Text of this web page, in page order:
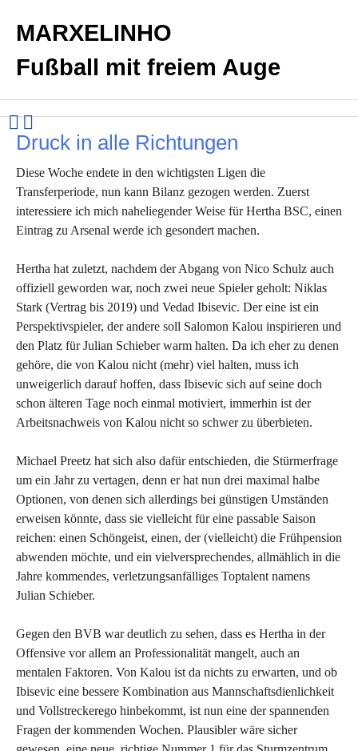
MARXELINHO
Fußball mit freiem Auge
Druck in alle Richtungen
Diese Woche endete in den wichtigsten Ligen die
Transferperiode, nun kann Bilanz gezogen werden. Zuerst
interessiere ich mich naheliegender Weise für Hertha BSC, einen
Eintrag zu Arsenal werde ich gesondert machen.
Hertha hat zuletzt, nachdem der Abgang von Nico Schulz auch
offiziell geworden war, noch zwei neue Spieler geholt: Niklas
Stark (Vertrag bis 2019) und Vedad Ibisevic. Der eine ist ein
Perspektivspieler, der andere soll Salomon Kalou inspirieren und
den Platz für Julian Schieber warm halten. Da ich eher zu denen
gehöre, die von Kalou nicht (mehr) viel halten, muss ich
unweigerlich darauf hoffen, dass Ibisevic sich auf seine doch
schon älteren Tage noch einmal motiviert, immerhin ist der
Arbeitsnachweis von Kalou nicht so schwer zu überbieten.
Michael Preetz hat sich also dafür entschieden, die Stürmerfrage
um ein Jahr zu vertagen, denn er hat nun drei maximal halbe
Optionen, von denen sich allerdings bei günstigen Umständen
erweisen könnte, dass sie vielleicht für eine passable Saison
reichen: einen Schöngeist, einen, der (vielleicht) die Frühpension
abwenden möchte, und ein vielversprechendes, allmählich in die
Jahre kommendes, verletzungsanfälliges Toptalent namens
Julian Schieber.
Gegen den BVB war deutlich zu sehen, dass es Hertha in der
Offensive vor allem an Professionalität mangelt, auch an
mentalen Faktoren. Von Kalou ist da nichts zu erwarten, und ob
Ibisevic eine bessere Kombination aus Mannschaftsdienlichkeit
und Vollstreckerego hinbekommt, ist nun eine der spannenden
Fragen der kommenden Wochen. Plausibler wäre sicher